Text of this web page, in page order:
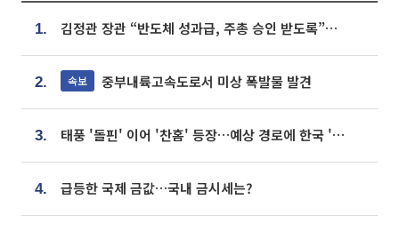
1. 김정관 장관 “반도체 성과급, 주총 승인 받도록”…상법·자본시장법 개정 시사
2. 속보 중부내륙고속도로서 미상 폭발물 발견
3. 태풍 '돌핀' 이어 '찬홈' 등장…예상 경로에 한국 '한숨'
4. 급등한 국제 금값…국내 금시세는?